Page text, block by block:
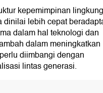
Tinggi
kepemimpinan
dinilai lebih cepat
dalam hal teknologi dan
dalam meningkatkan
diimbangi dengan
lintas generasi.